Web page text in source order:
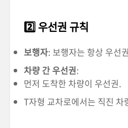
2️⃣ 우선권 규칙
보행자: 보행자는 항상 우선
차량 간 우선권:
먼저 도착한 차량이 우선권.
T자형 교차로에서는 직진 차